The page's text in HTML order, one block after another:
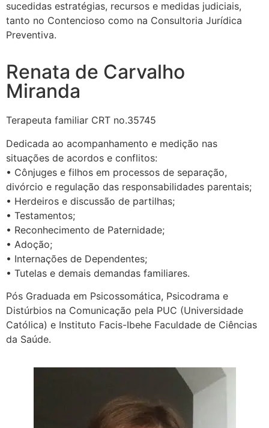
sucedidas estratégias, recursos e medidas judiciais,
tanto no Contencioso como na Consultoria Jurídica
Preventiva.
Renata de Carvalho
Miranda
Terapeuta familiar CRT no.35745
Dedicada ao acompanhamento e medição nas
situações de acordos e conflitos:
• Cônjuges e filhos em processos de separação,
divórcio e regulação das responsabilidades parentais;
• Herdeiros e discussão de partilhas;
• Testamentos;
• Reconhecimento de Paternidade;
• Adoção;
• Internações de Dependentes;
• Tutelas e demais demandas familiares.
Pós Graduada em Psicossomática, Psicodrama e
Distúrbios na Comunicação pela PUC (Universidade
Católica) e Instituto Facis-Ibehe Faculdade de Ciências
da Saúde.